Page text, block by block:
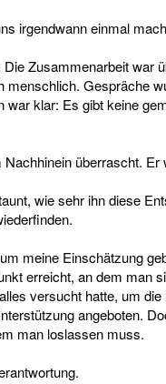
irgendwann einmal
Zusammenarbeit war
menschlich. Gespräche
war klar: Es gibt keine
überrascht. Er
wie sehr ihn diese
meine Einschätzung
erreicht, an dem man
versucht hatte, um die
angeboten.
man loslassen muss.